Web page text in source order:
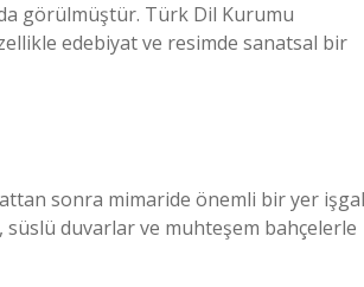
görülmüştür. Türk Dil Kurumu
edebiyat ve resimde sanatsal bir
sonra mimaride önemli bir yer işgal
duvarlar ve muhteşem bahçelerle